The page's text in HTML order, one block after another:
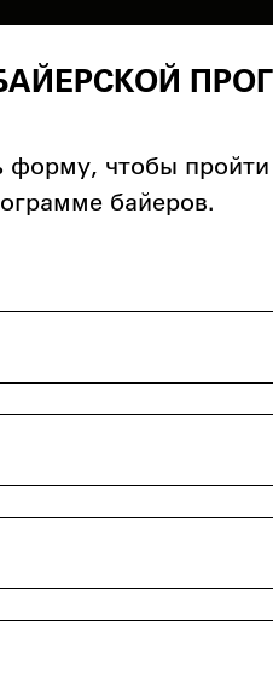
форму, чтобы пройти
байеров.